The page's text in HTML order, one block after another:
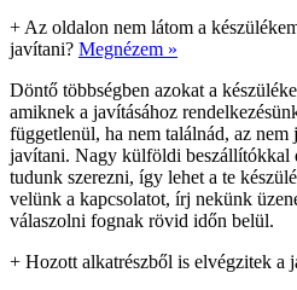
+ Az oldalon nem látom a
javítani? Megnézem »
Döntő többségben azokat a
amiknek a javításához
függetlenül, ha nem találnád, az
javítani. Nagy külföldi beszállítókkal
tudunk szerezni, így lehet a te
velünk a kapcsolatot, írj nekünk
válaszolni fognak rövid időn belül.
+ Hozott alkatrészből is elvégzitek a